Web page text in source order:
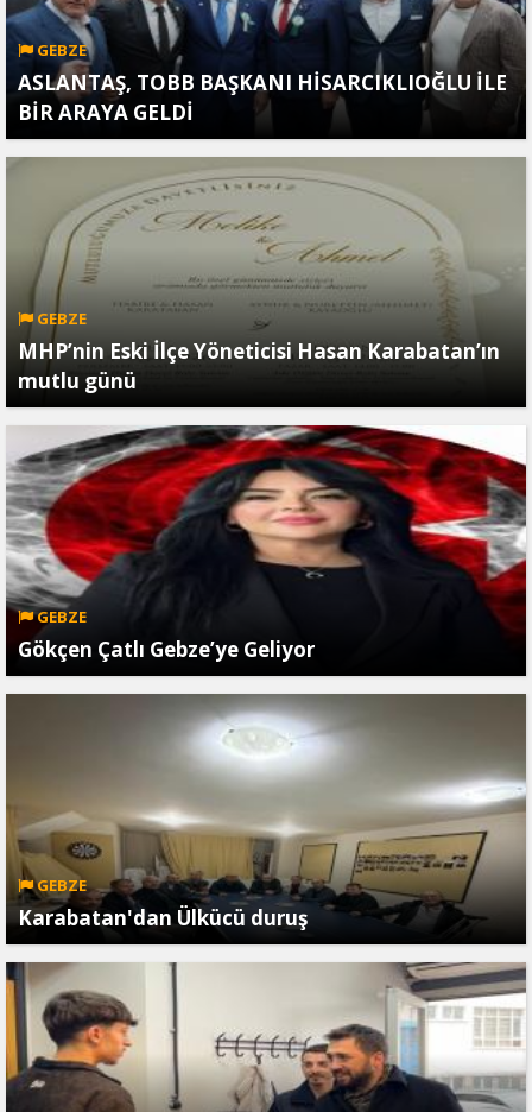
GEBZE
ASLANTAŞ, TOBB BAŞKANI HİSARCIKLIOĞLU İLE
BİR ARAYA GELDİ
GEBZE
MHP’nin Eski İlçe Yöneticisi Hasan Karabatan’ın
mutlu günü
GEBZE
Gökçen Çatlı Gebze’ye Geliyor
GEBZE
Karabatan'dan Ülkücü duruş